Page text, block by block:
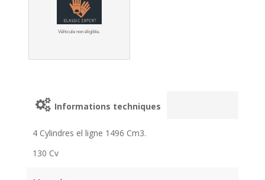
Véhicule non éligible.
Informations techniques
4 Cylindres el ligne 1496 Cm3.
130 Cv